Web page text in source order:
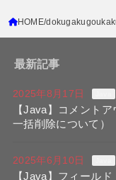
HOME
最新記事
2025年8月17日
【Java】コメント
一括削除について）
2025年6月10日
【Java】フィール